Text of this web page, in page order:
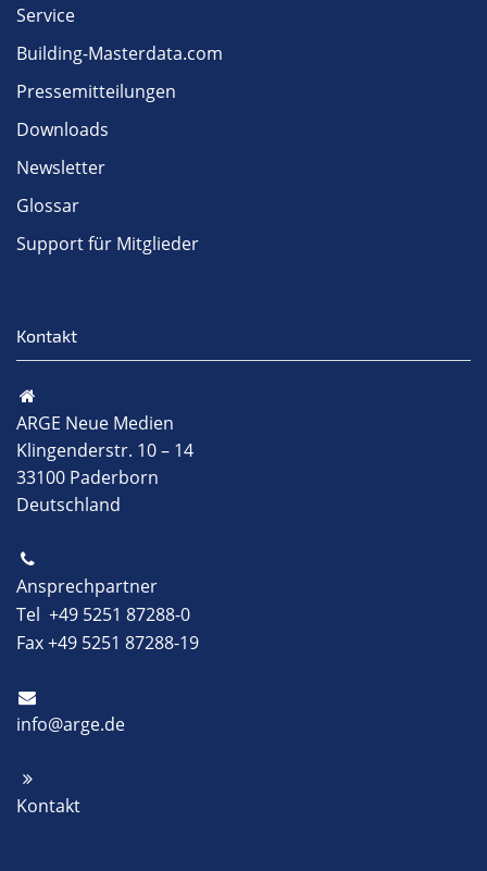
Service
Building-Masterdata.com
Pressemitteilungen
Downloads
Newsletter
Glossar
Support für Mitglieder
Kontakt
ARGE Neue Medien
Klingenderstr. 10 – 14
33100 Paderborn
Deutschland
Ansprechpartner
Tel +49 5251 87288-0
Fax +49 5251 87288-19
info@arge.de
Kontakt